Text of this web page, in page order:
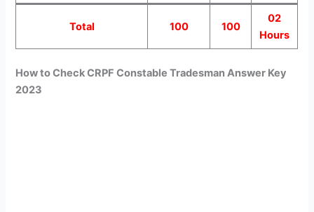
Total 100 100
02
Hours
How to Check CRPF Constable Tradesman Answer Key
2023